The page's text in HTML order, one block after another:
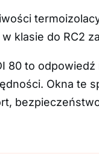
w klasie do RC2
80 to
Okna te